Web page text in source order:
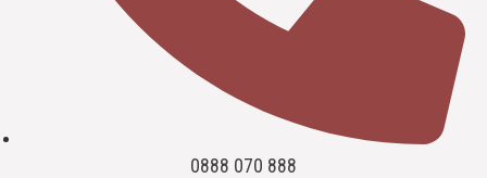
0888 070 888